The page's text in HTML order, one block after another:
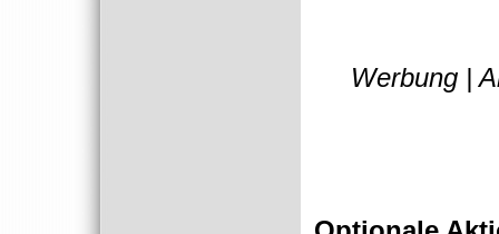
Werbung |